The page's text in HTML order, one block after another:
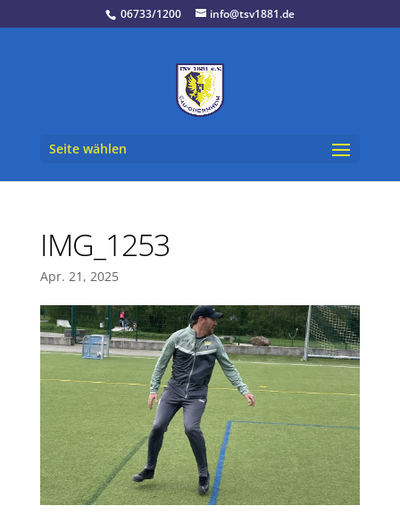
06733/1200 info@tsv1881.de
Seite wählen
IMG_1253
Apr. 21, 2025